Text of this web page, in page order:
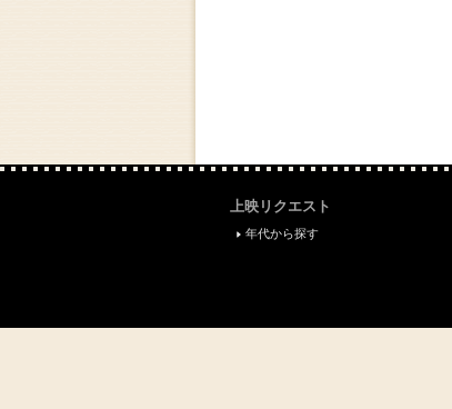
上映リクエスト
年代から探す